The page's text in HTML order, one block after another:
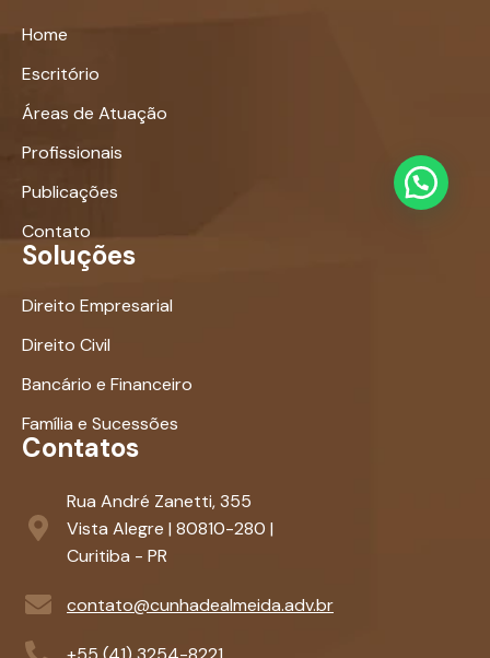
Home
Escritório
Áreas de Atuação
Profissionais
Publicações
Contato
Soluções
Direito Empresarial
Direito Civil
Bancário e Financeiro
Família e Sucessões
Contatos
Rua André Zanetti, 355
Vista Alegre | 80810-280 |
Curitiba - PR
contato@cunhadealmeida.adv.br